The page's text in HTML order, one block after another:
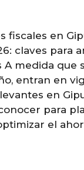
fiscales en
claves para
A medida que
entran en
en
para
el